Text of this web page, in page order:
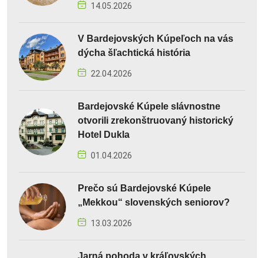
14.05.2026
V Bardejovských Kúpeľoch na vás
dýcha šľachtická história
22.04.2026
Bardejovské Kúpele slávnostne
otvorili zrekonštruovaný historický
Hotel Dukla
01.04.2026
Prečo sú Bardejovské Kúpele
„Mekkou“ slovenských seniorov?
13.03.2026